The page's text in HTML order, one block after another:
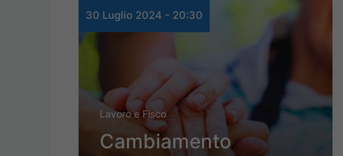
30 Luglio 2024 - 20:30
Lavoro e Fisco
Cambiamento